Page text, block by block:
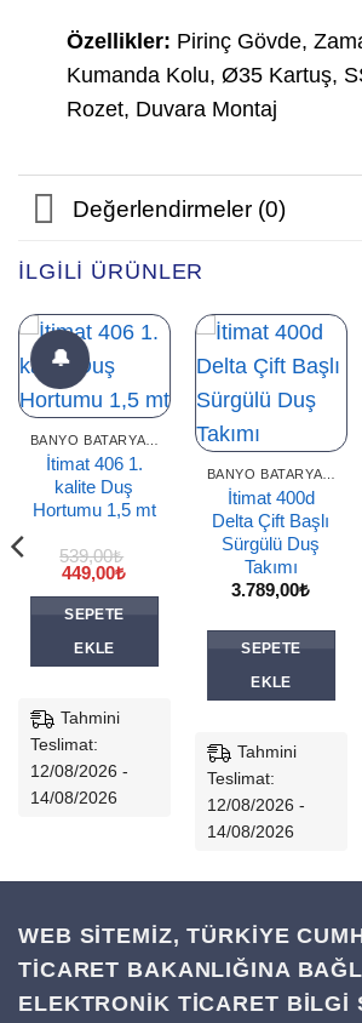
Özellikler: Pirinç Gövde,
Kumanda Kolu, Ø35 Kartuş,
Rozet, Duvara Montaj
Değerlendirmeler (0)
İLGILI ÜRÜNLER
🔔
İtimat 406 1.
kalite Duş
Hortumu 1,5 mt
539,00₺
Orijinal
fiyat:
539,00₺.
449,00₺Şu
SEPETE
EKLE
Tahmini
Teslimat:
12/08/2026 -
14/08/2026
İtimat 400d
Delta Çift Başlı
Sürgülü Duş
Takımı
3.789,00₺
SEPETE
EKLE
Tahmini
Teslimat:
12/08/2026 -
14/08/2026
WEB SİTEMİZ, TÜRKİYE
TİCARET BAKANLIĞINA
ELEKTRONİK TİCARET BİLGİ